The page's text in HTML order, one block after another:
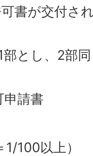
書が交付さ
とし、2部同
請書
100以上）